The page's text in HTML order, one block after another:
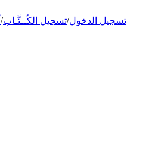
تسجيل الدخول/تسجيل الكُــتَّـاب/